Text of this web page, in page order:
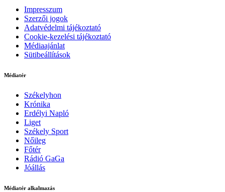
Impresszum
Szerzői jogok
Adatvédelmi tájékoztató
Cookie-kezelési tájékoztató
Médiaajánlat
Sütibeállítások
Médiatér
Székelyhon
Krónika
Erdélyi Napló
Liget
Székely Sport
Nőileg
Főtér
Rádió GaGa
Jóállás
Médiatér alkalmazás